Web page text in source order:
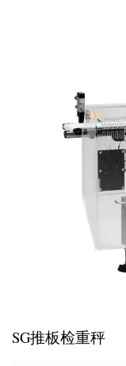
SG推板检重秤